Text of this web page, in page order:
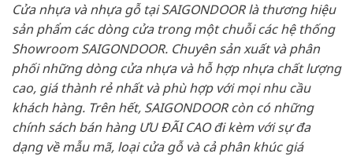
Cửa nhựa và nhựa gỗ tại SAIGONDOOR là thương hiệu
sản phẩm các dòng cửa trong một chuỗi các hệ thống
Showroom SAIGONDOOR. Chuyên sản xuất và phân
phối những dòng cửa nhựa và hỗ hợp nhựa chất lượng
cao, giá thành rẻ nhất và phù hợp với mọi nhu cầu
khách hàng. Trên hết, SAIGONDOOR còn có những
chính sách bán hàng ƯU ĐÃI CAO đi kèm với sự đa
dạng về mẫu mã, loại cửa gỗ và cả phân khúc giá